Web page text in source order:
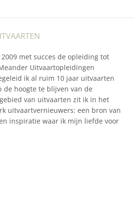
met succes de opleiding tot
Uitvaartopleidingen
ik al ruim 10 jaar uitvaarten
de hoogte te blijven van de
van uitvaarten zit ik in het
uitvaartvernieuwers: een bron van
inspiratie waar ik mijn liefde voor